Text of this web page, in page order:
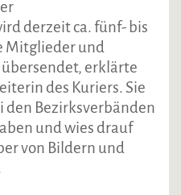
derzeit ca. fünf- bis
Mitglieder und
übersendet, erklärte
des Kuriers. Sie
den Bezirksverbänden
und wies drauf
von Bildern und